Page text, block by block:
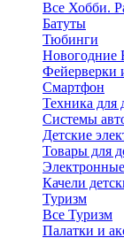
Все Хобби.
Батуты
Тюбинги
Новогодние
Фейерверки
Смартфон
Техника для
Системы
Детские
Товары для
Качели
Туризм
Все Туризм
Палатки и